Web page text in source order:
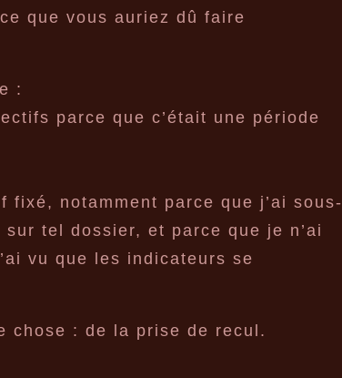
que vous auriez dû faire
:
parce que c’était une période
fixé, notamment parce que j’ai sous-
tel dossier, et parce que je n’ai
vu que les indicateurs se
chose : de la prise de recul.